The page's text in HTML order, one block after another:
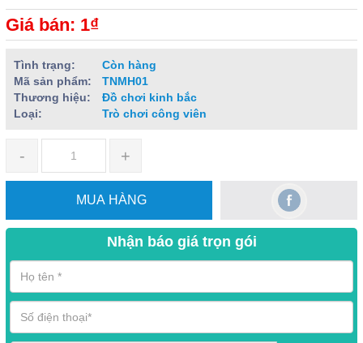
Giá bán: 1₫
Tình trạng:
Còn hàng
Mã sản phẩm:
TNMH01
Thương hiệu:
Đồ chơi kinh bắc
Loại:
Trò chơi công viên
- +
MUA HÀNG
Nhận báo giá trọn gói